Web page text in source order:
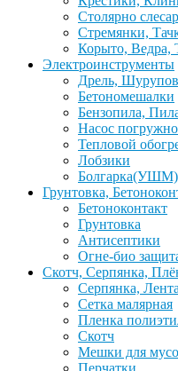
Столярно
Стремянки,
Корыто, Ведра,
Электроинструменты
Дрель,
Бетономешалки
Бензопила,
Насос
Тепловой
Лобзики
Грунтовка,
Бетоноконтакт
Грунтовка
Антисептики
Огне-био
Скотч, Серпянка,
Серпянка, Лента
Сетка малярная
Пленка
Скотч
Мешки для
Перчатки